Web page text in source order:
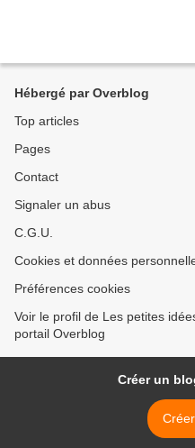
Hébergé par Overblog
Top articles
Pages
Contact
Signaler un abus
C.G.U.
Cookies et données
Préférences cookies
Voir le profil de Les petites
portail Overblog
Créer un